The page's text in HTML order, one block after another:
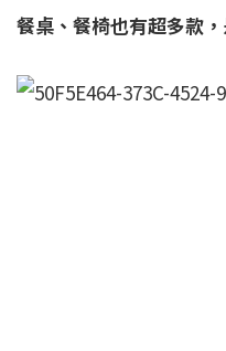
餐桌、餐椅也有超多款